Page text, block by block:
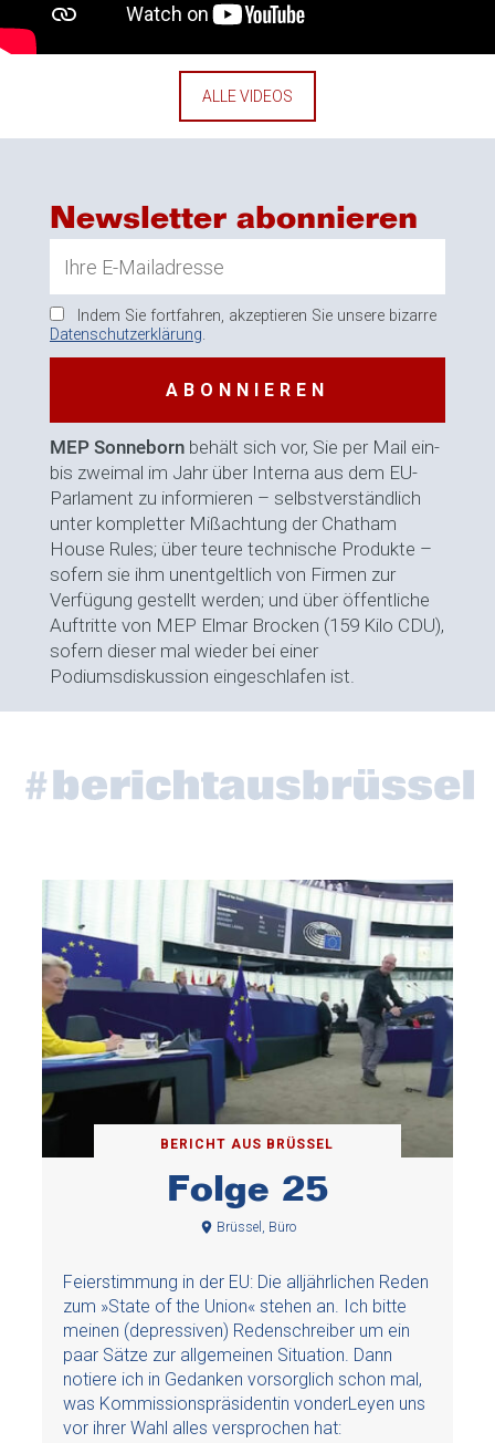
ALLE VIDEOS
Newsletter abonnieren
Indem Sie fortfahren, akzeptieren Sie unsere bizarre
Datenschutzerklärung.
MEP Sonneborn behält sich vor, Sie per Mail ein-
bis zweimal im Jahr über Interna aus dem EU-
Parlament zu informieren – selbstverständlich
unter kompletter Mißachtung der Chatham
House Rules; über teure technische Produkte –
sofern sie ihm unentgeltlich von Firmen zur
Verfügung gestellt werden; und über öffentliche
Auftritte von MEP Elmar Brocken (159 Kilo CDU),
sofern dieser mal wieder bei einer
Podiumsdiskussion eingeschlafen ist.
BERICHT AUS BRÜSSEL
Folge 25
Brüssel, Büro
Feierstimmung in der EU: Die alljährlichen Reden
zum »State of the Union« stehen an. Ich bitte
meinen (depressiven) Redenschreiber um ein
paar Sätze zur allgemeinen Situation. Dann
notiere ich in Gedanken vorsorglich schon mal,
was Kommissionspräsidentin vonderLeyen uns
vor ihrer Wahl alles versprochen hat: